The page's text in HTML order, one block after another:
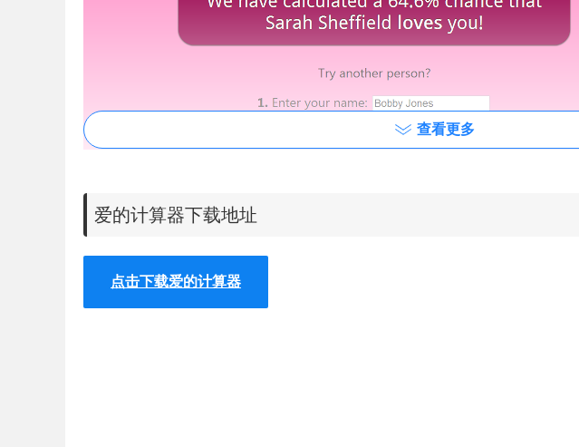
爱的计算器的注意事项
查看更多
爱的计算器下载地址
点击下载爱的计算器